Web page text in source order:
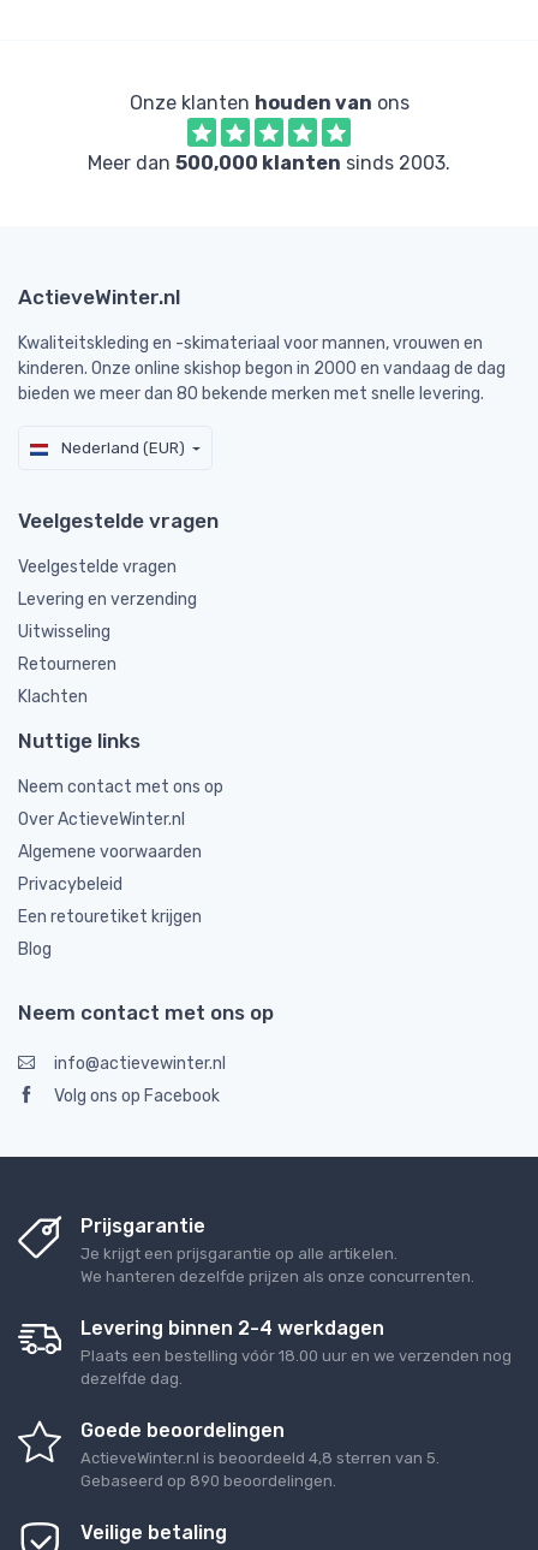
Onze klanten houden van ons
Meer dan 500,000 klanten sinds 2003.
ActieveWinter.nl
Kwaliteitskleding en -skimateriaal voor mannen, vrouwen en
kinderen. Onze online skishop begon in 2000 en vandaag de dag
bieden we meer dan 80 bekende merken met snelle levering.
Nederland (EUR)
Veelgestelde vragen
Veelgestelde vragen
Levering en verzending
Uitwisseling
Retourneren
Klachten
Nuttige links
Neem contact met ons op
Over ActieveWinter.nl
Algemene voorwaarden
Privacybeleid
Een retouretiket krijgen
Blog
Neem contact met ons op
info@actievewinter.nl
Volg ons op Facebook
Prijsgarantie
Je krijgt een prijsgarantie op alle artikelen.
We hanteren dezelfde prijzen als onze concurrenten.
Levering binnen 2-4 werkdagen
Plaats een bestelling vóór 18.00 uur en we verzenden nog
dezelfde dag.
Goede beoordelingen
ActieveWinter.nl is beoordeeld 4,8 sterren van 5
Gebaseerd op 890 beoordelingen.
Veilige betaling